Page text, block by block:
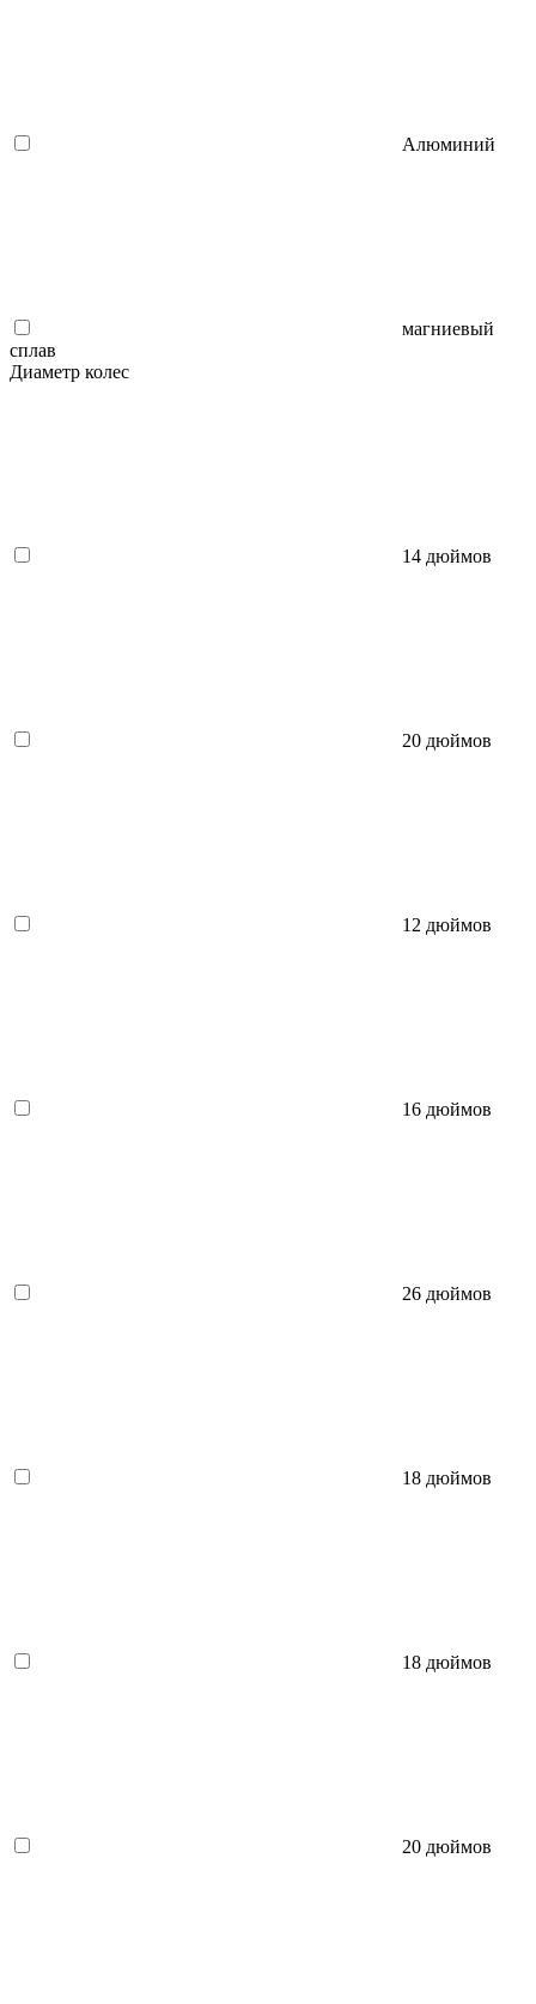
Алюминий
магниевый
сплав
Диаметр колес
14 дюймов
20 дюймов
12 дюймов
16 дюймов
26 дюймов
18 дюймов
18 дюймов
20 дюймов